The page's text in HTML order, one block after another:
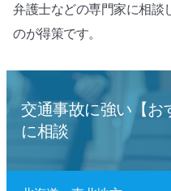
弁護士などの専門家に相談
のが得策です。
交通事故に強い【お
に相談